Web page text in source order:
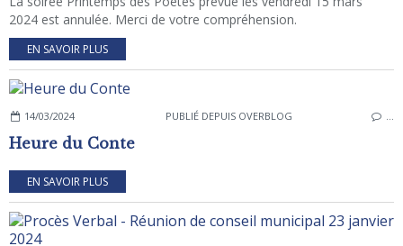
2024 est annulée. Merci de votre compréhension.
EN SAVOIR PLUS
14/03/2024 PUBLIÉ DEPUIS OVERBLOG …
Heure du Conte
EN SAVOIR PLUS